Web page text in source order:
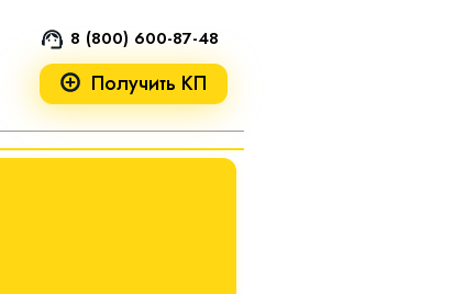
8 (800) 600-87-48
Получить КП